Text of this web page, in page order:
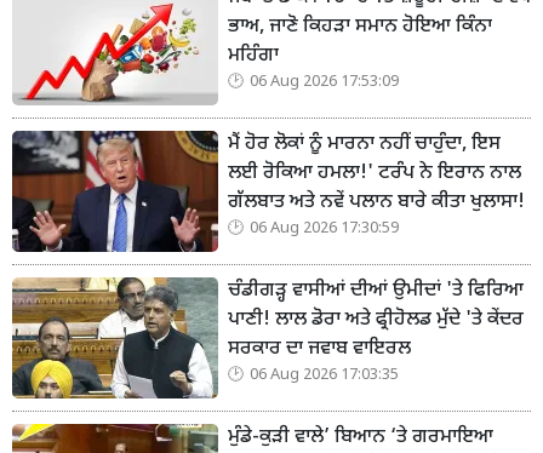
ਭਾਅ, ਜਾਣੋ ਕਿਹੜਾ ਸਮਾਨ ਹੋਇਆ ਕਿੰਨਾ
ਮਹਿੰਗਾ
06 Aug 2026 17:53:09
ਮੈਂ ਹੋਰ ਲੋਕਾਂ ਨੂੰ ਮਾਰਨਾ ਨਹੀਂ ਚਾਹੁੰਦਾ, ਇਸ
ਲਈ ਰੋਕਿਆ ਹਮਲਾ!' ਟਰੰਪ ਨੇ ਇਰਾਨ ਨਾਲ
ਗੱਲਬਾਤ ਅਤੇ ਨਵੇਂ ਪਲਾਨ ਬਾਰੇ ਕੀਤਾ ਖੁਲਾਸਾ!
06 Aug 2026 17:30:59
ਚੰਡੀਗੜ੍ਹ ਵਾਸੀਆਂ ਦੀਆਂ ਉਮੀਦਾਂ 'ਤੇ ਫਿਰਿਆ
ਪਾਣੀ! ਲਾਲ ਡੋਰਾ ਅਤੇ ਫ੍ਰੀਹੋਲਡ ਮੁੱਦੇ 'ਤੇ ਕੇਂਦਰ
ਸਰਕਾਰ ਦਾ ਜਵਾਬ ਵਾਇਰਲ
06 Aug 2026 17:03:35
ਮੁੰਡੇ-ਕੁੜੀ ਵਾਲੇ’ ਬਿਆਨ ‘ਤੇ ਗਰਮਾਇਆ